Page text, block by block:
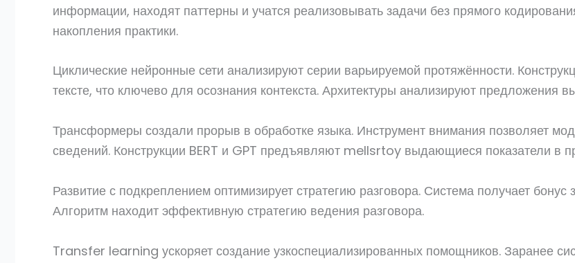
информации, находят паттерны и учатся реализовывать задачи без прямого
накопления практики.
Циклические нейронные сети анализируют серии варьируемой протяжённости.
тексте, что ключево для осознания контекста. Архитектуры анализируют предложения
Трансформеры создали прорыв в обработке языка. Инструмент внимания позволяет
сведений. Конструкции BERT и GPT предъявляют mellsrtoy выдающиеся показатели в
Развитие с подкреплением оптимизирует стратегию разговора. Система получает
Алгоритм находит эффективную стратегию ведения разговора.
Transfer learning ускоряет создание узкоспециализированных помощников. Заранее